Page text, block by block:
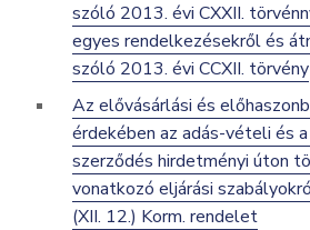
szóló 2013. évi CXXII.
egyes rendelkezésekről és
szóló 2013. évi CCXII. törvény
Az elővásárlási és
érdekében az adás-vételi és
szerződés hirdetményi úton
vonatkozó eljárási
(XII. 12.) Korm. rendelet